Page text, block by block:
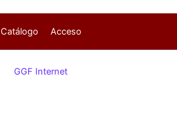
Catálogo Acceso
GGF Internet